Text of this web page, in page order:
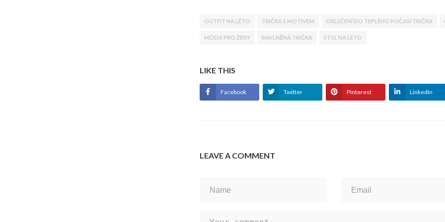
OUTFIT NA LÉTO TRIČKA S MOTIVEM OBLEČENÍ DO TEPLÉHO POČASÍ TRIČKA
MÓDA PRO ŽENY BAVLNĚNÁ TRIČKA STYL NA LÉTO
LIKE THIS
Facebook Twitter Pinterest LinkedIn
LEAVE A COMMENT